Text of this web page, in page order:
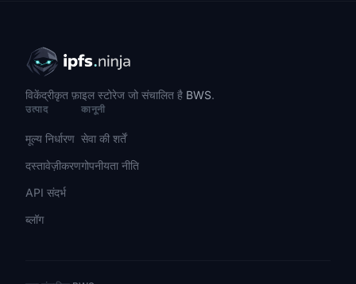
विकेंद्रीकृत फ़ाइल स्टोरेज जो संचालित है BWS.
उत्पाद
मूल्य निर्धारण
दस्तावेज़ीकरण
API संदर्भ
ब्लॉग
कानूनी
सेवा की शर्तें
गोपनीयता नीति